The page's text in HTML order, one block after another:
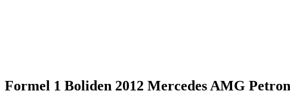
Formel 1 Boliden 2012 Mercedes AMG